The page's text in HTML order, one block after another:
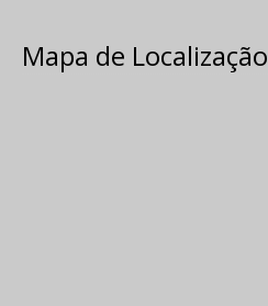
Mapa de Localização